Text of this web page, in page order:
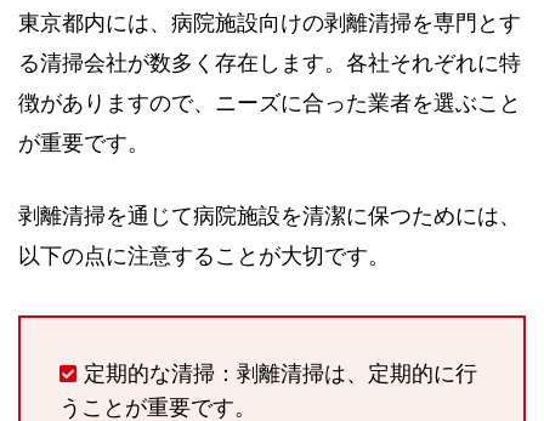
東京都内には、病院施設向けの剥離清掃を専門とす
る清掃会社が数多く存在します。各社それぞれに特
徴がありますので、ニーズに合った業者を選ぶこと
が重要です。
剥離清掃を通じて病院施設を清潔に保つためには、
以下の点に注意することが大切です。
定期的な清掃：剥離清掃は、定期的に行
うことが重要です。